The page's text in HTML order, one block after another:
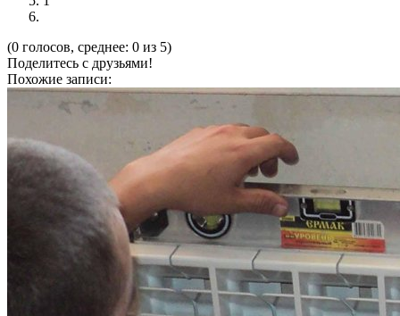
(0 голосов, среднее: 0 из 5)
Поделитесь с друзьями!
Похожие записи: